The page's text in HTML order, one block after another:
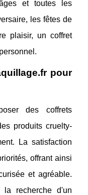
et toutes les
les fêtes de
plaisir, un coffret
pour
des coffrets
produits cruelty-
La satisfaction
offrant ainsi
et agréable.
recherche d'un